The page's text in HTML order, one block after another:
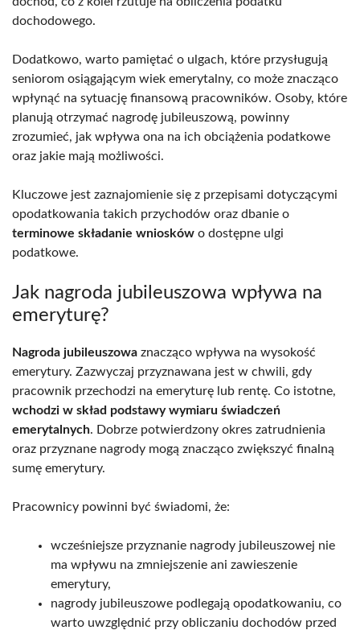
dochodowego.
Dodatkowo, warto pamiętać o ulgach, które przysługują
seniorom osiągającym wiek emerytalny, co może znacząco
wpłynąć na sytuację finansową pracowników. Osoby, które
planują otrzymać nagrodę jubileuszową, powinny
zrozumieć, jak wpływa ona na ich obciążenia podatkowe
oraz jakie mają możliwości.
Kluczowe jest zaznajomienie się z przepisami dotyczącymi
opodatkowania takich przychodów oraz dbanie o
terminowe składanie wniosków o dostępne ulgi
podatkowe.
Jak nagroda jubileuszowa wpływa na
emeryturę?
Nagroda jubileuszowa znacząco wpływa na wysokość
emerytury. Zazwyczaj przyznawana jest w chwili, gdy
pracownik przechodzi na emeryturę lub rentę. Co istotne,
wchodzi w skład podstawy wymiaru świadczeń
emerytalnych. Dobrze potwierdzony okres zatrudnienia
oraz przyznane nagrody mogą znacząco zwiększyć finalną
sumę emerytury.
Pracownicy powinni być świadomi, że:
wcześniejsze przyznanie nagrody jubileuszowej nie
ma wpływu na zmniejszenie ani zawieszenie
emerytury,
nagrody jubileuszowe podlegają opodatkowaniu, co
warto uwzględnić przy obliczaniu dochodów przed